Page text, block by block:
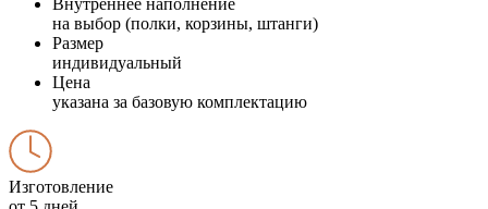
на выбор (полки, корзины, штанги)
Размер
индивидуальный
Цена
указана за базовую комплектацию
Изготовление